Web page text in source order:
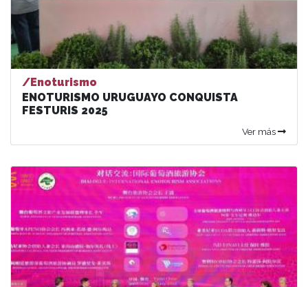
/Enoturismo
ENOTURISMO URUGUAYO CONQUISTA
FESTURIS 2025
Ver más